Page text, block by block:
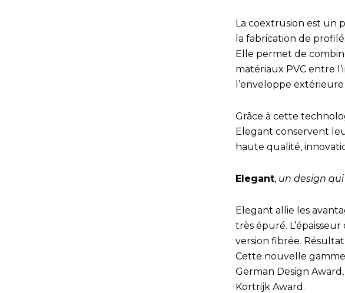
La coextrusion est un
la fabrication de
Elle permet de
matériaux PVC entre
l’enveloppe
Grâce à cette
Elegant conservent
haute qualité,
Elegant, un design
Elegant allie les
très épuré.
version fibrée.
Cette nouvelle
German Design
Kortrijk Award.